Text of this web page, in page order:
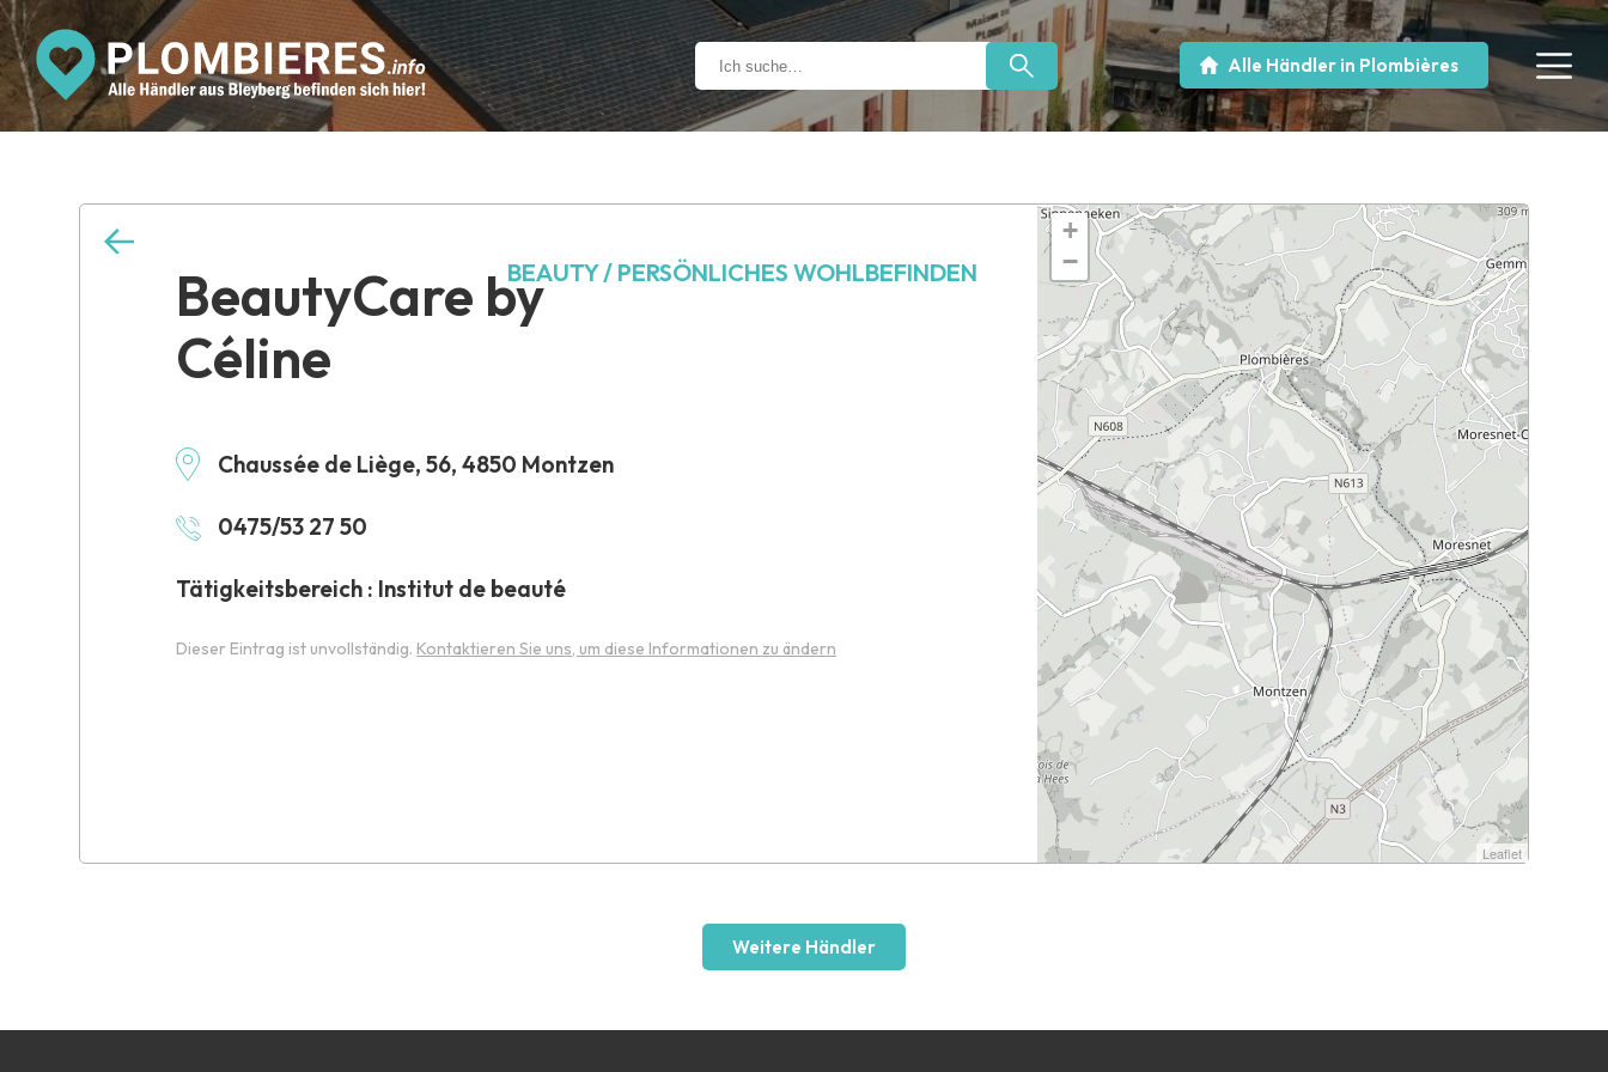
Alle Händler in Plombières
BeautyCare by
Céline
Chaussée de Liège, 56, 4850 Montzen
0475/53 27 50
Tätigkeitsbereich : Institut de beauté
BEAUTY / PERSÖNLICHES WOHLBEFINDEN
Dieser Eintrag ist unvollständig. Kontaktieren Sie uns, um diese Informationen zu ändern
+
−
Leaflet
Weitere Händler